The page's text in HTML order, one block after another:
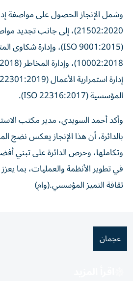
21502:2020)، إلى جانب
المؤسسية (ISO 22316:2017).
وأكد أحمد السويدي، مدير مكتب
بالدائرة، أن هذا الإنجاز يعكس نضج
وتكاملها، وحرص الدائرة على تبني
في تطوير الأنظمة والعمليات، بما
ثقافة التميز المؤسسي.(وام)
عجمان